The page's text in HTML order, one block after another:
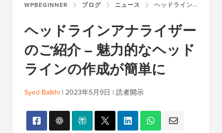
WPBEGINNER ブログ ニュース ヘッドラインアナライザーのご紹介 – 魅力的なヘッドラインの作成が簡単に
ヘッドラインアナライザー
のご紹介 – 魅力的なヘッド
ラインの作成が簡単に
Syed Balkhi | 2023年5月9日 | 読者開示